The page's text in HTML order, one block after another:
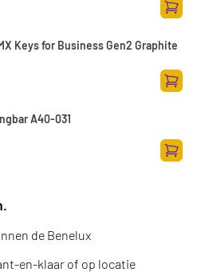
Zum
Keys for Business Gen2 Graphite
Zum
A40-031
Zum
de Benelux
en-klaar of op locatie